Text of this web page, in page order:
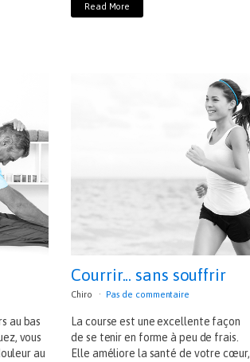
Read More
au bas
vous
au
Courrir... sans souffrir
Chiro Pas de commentaire
La course est une excellente façon
de se tenir en forme à peu de frais.
Elle améliore la santé de votre cœur,